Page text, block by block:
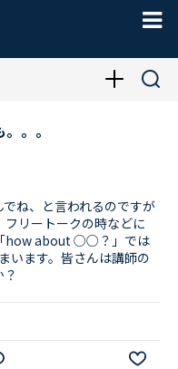
。。
ね、と言われるのですが
リートークの時などに
how about ○○？」では
います。皆さんは講師の